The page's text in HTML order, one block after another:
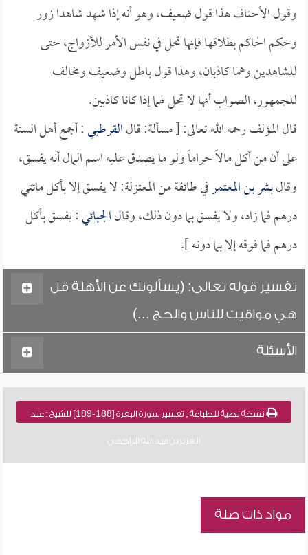
وقول الأحناف هذا قول ضعيف، وهو أنه إذا شهد شاهدا زور
وحكم الحاكم بطلاقها فإنها تحل في نفس الأمر للأزواج، حتى
للشاهدين وهما كاذبان، وهذا قول باطل وضعيف ومخالف
للجمهور، الصواب أنها لا تحل لهما إذا كانا كاذبين.
قال المؤلف رحمه الله تعالى: [ مسألة: قالالقرطبي: أجمع أهل السنة
على أن من أكل مالاً حراماً ولو ما يصدق عليه اسم المال أنه يفسق،
وقالبشر بن المعتمرفي طائفة من المعتزلة: لا يفسق إلا بأكل مائتي
درهم فما زاد، ولا يفسق بما دون ذلك، وقالالجبائي: يفسق بأكل
درهم فما فوقه إلا بما دونه ].
تفسير قوله تعالى: (يسألونك عن الأهلة قل
هي مواقيت للناس والحج ...)
الأسئلة
نسخة نصية للطباعة , تفسير سورة البقرة [188-189] للشيخ : عبد
العزيز بن عبد الله الراجحي
مواد ذات صلة